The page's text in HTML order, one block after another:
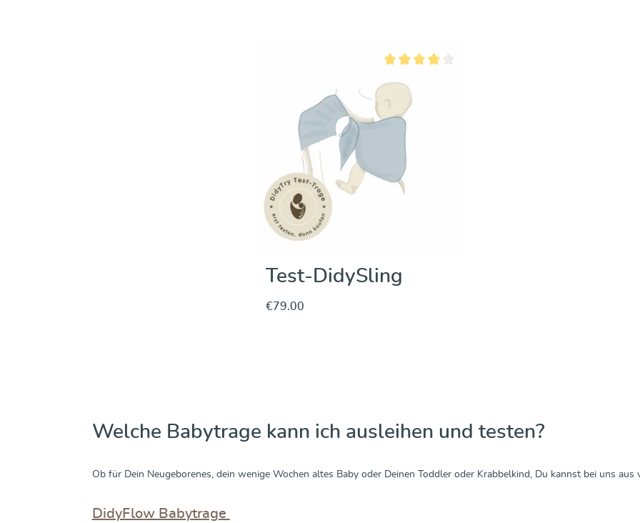
Test-DidySling
€79.00
Welche Babytrage kann ich ausleihen und testen?
Ob für Dein Neugeborenes, dein wenige Wochen altes Baby oder Deinen Toddler oder Krabbelkind, Du kannst bei uns
DidyFlow Babytrage